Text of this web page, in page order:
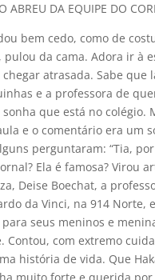
ABREU DA EQUIPE DO
bem cedo, como de
pulou da cama. Adora ir à
chegar atrasada. Sabe que
e a professora de
sonha que está no colégio.
e o comentário era um
perguntaram: “Tia,
Ela é famosa? Virou
Deise Boechat, a
da Vinci, na 914 Norte,
seus meninos e
Contou, com extremo
história de vida. Que